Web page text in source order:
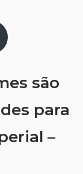
são
para
–